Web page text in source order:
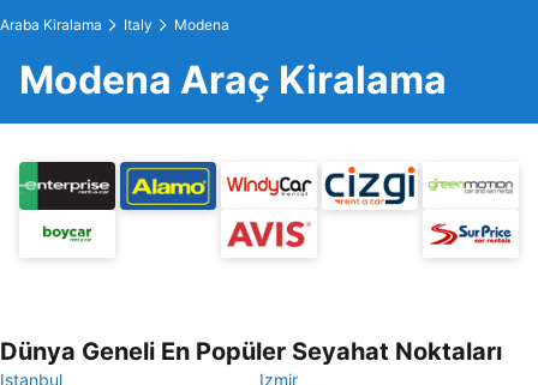
Araba Kiralama Italy Modena
Modena Araç Kiralama
Dünya Geneli En Popüler Seyahat Noktaları
Istanbul
Izmir